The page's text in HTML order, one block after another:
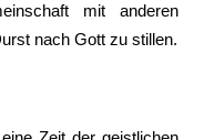
mit anderen
nach Gott zu stillen.